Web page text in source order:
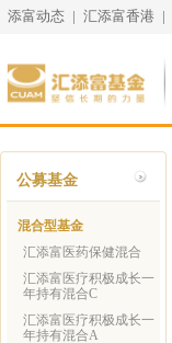
添富动态 | 汇添富香港 |
公募基金
混合型基金
汇添富医药保健混合
汇添富医疗积极成长一
年持有混合C
汇添富医疗积极成长一
年持有混合A